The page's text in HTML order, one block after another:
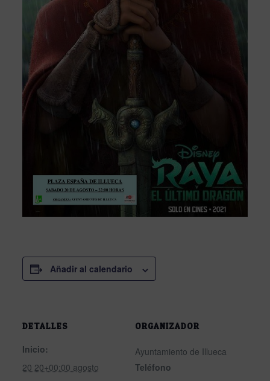
Añadir al calendario
DETALLES
Inicio:
20 20+00:00 agosto
ORGANIZADOR
Ayuntamiento de Illueca
Teléfono